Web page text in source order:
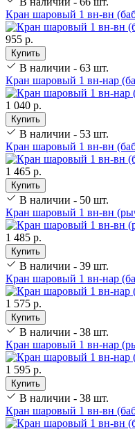
Кран шаровый 1 вн-вн
955 р.
Купить
В наличии - 63 шт.
Кран шаровый 1 вн-нар
1 040 р.
Купить
В наличии - 53 шт.
Кран шаровый 1 вн-вн
1 465 р.
Купить
В наличии - 50 шт.
Кран шаровый 1 вн-вн
1 485 р.
Купить
В наличии - 39 шт.
Кран шаровый 1 вн-нар
1 575 р.
Купить
В наличии - 38 шт.
Кран шаровый 1 вн-нар
1 595 р.
Купить
В наличии - 38 шт.
Кран шаровый 1 вн-вн